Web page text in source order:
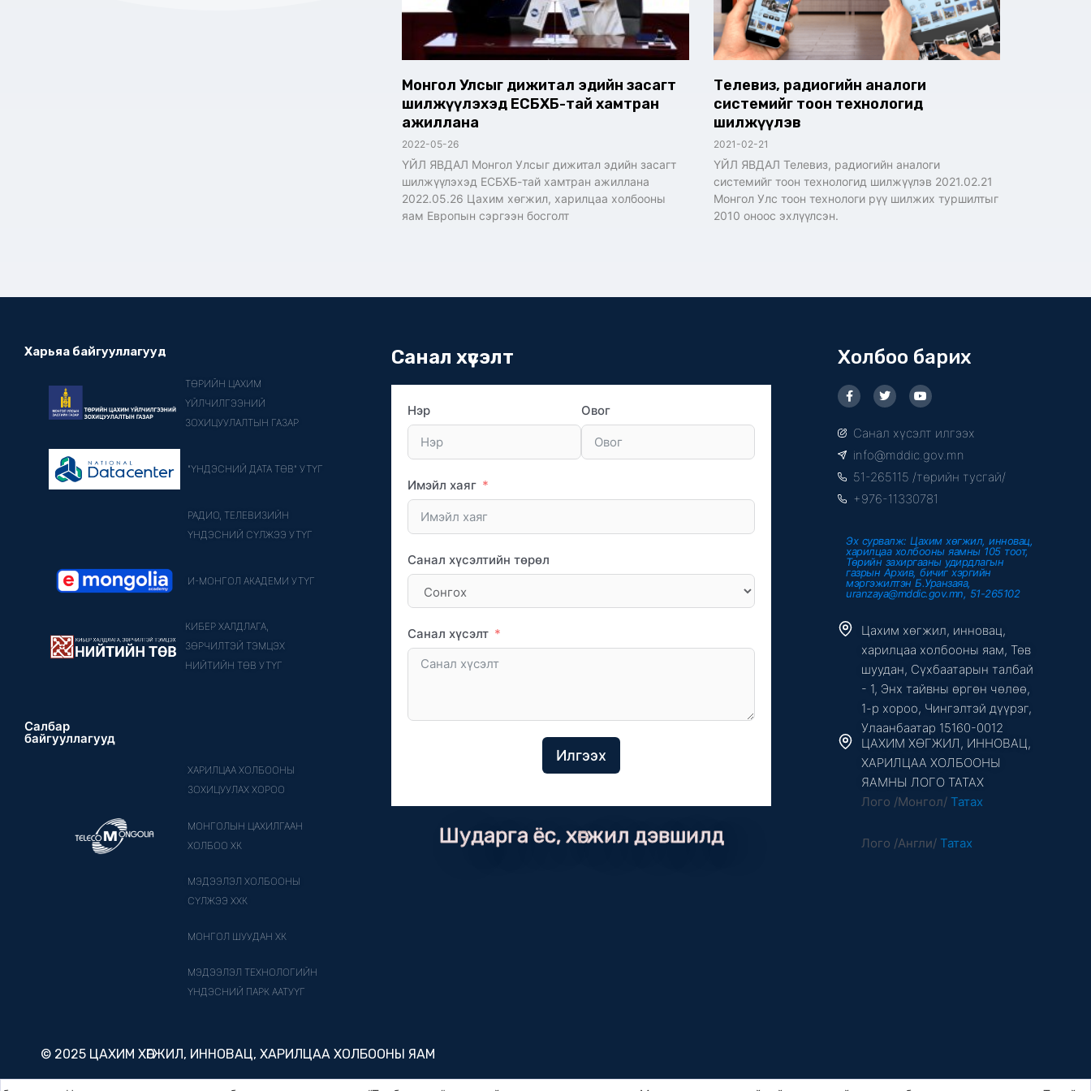
Монгол Улсыг дижитал эдийн засагт
шилжүүлэхэд ЕСБХБ-тай хамтран
ажиллана
2022-05-26
ҮЙЛ ЯВДАЛ Монгол Улсыг дижитал эдийн засагт
шилжүүлэхэд ЕСБХБ-тай хамтран ажиллана
2022.05.26 Цахим хөгжил, харилцаа холбооны
яам Европын сэргээн босголт
Телевиз, радиогийн аналоги
системийг тоон технологид
шилжүүлэв
2021-02-21
ҮЙЛ ЯВДАЛ Телевиз, радиогийн аналоги
системийг тоон технологид шилжүүлэв 2021.02.21
Монгол Улс тоон технологи рүү шилжих туршилтыг
2010 оноос эхлүүлсэн.
Харьяа байгууллагууд
ТӨРИЙН ЦАХИМ
ҮЙЛЧИЛГЭЭНИЙ
ЗОХИЦУУЛАЛТЫН ГАЗАР
"ҮНДЭСНИЙ ДАТА ТӨВ" УТҮГ
РАДИО, ТЕЛЕВИЗИЙН
ҮНДЭСНИЙ СҮЛЖЭЭ УТҮГ
И-МОНГОЛ АКАДЕМИ УТҮГ
КИБЕР ХАЛДЛАГА,
ЗӨРЧИЛТЭЙ ТЭМЦЭХ
НИЙТИЙН ТӨВ УТҮГ
Салбар
байгууллагууд
ХАРИЛЦАА ХОЛБООНЫ
ЗОХИЦУУЛАХ ХОРОО
МОНГОЛЫН ЦАХИЛГААН
ХОЛБОО ХК
МЭДЭЭЛЭЛ ХОЛБООНЫ
СҮЛЖЭЭ ХХК
МОНГОЛ ШУУДАН ХК
МЭДЭЭЛЭЛ ТЕХНОЛОГИЙН
ҮНДЭСНИЙ ПАРК ААТУҮГ
Санал хүсэлт
Нэр Овог
Имэйл хаяг
Санал хүсэлтийн төрөл
Санал хүсэлт
Илгээх
Шударга ёс, хөгжил дэвшилд
Холбоо барих
F
a
c
b
o
T
w
i
t
r
Y
o
u
u
e
Санал хүсэлт илгээх
info@mddic.gov.mn
51-265115 /төрийн тусгай/
+976-11330781
Эх сурвалж: Цахим хөгжил, инновац,
харилцаа холбооны яамны 105 тоот,
Төрийн захиргааны удирдлагын
газрын Архив, бичиг хэргийн
мэргэжилтэн Б.Уранзаяа,
uranzaya@mddic.gov.mn, 51-265102
Цахим хөгжил, инновац,
харилцаа холбооны яам, Төв
шуудан, Сүхбаатарын талбай
- 1, Энх тайвны өргөн чөлөө,
1-р хороо, Чингэлтэй дүүрэг,
Улаанбаатар 15160-0012
ЦАХИМ ХӨГЖИЛ, ИННОВАЦ,
ХАРИЛЦАА ХОЛБООНЫ
ЯАМНЫ ЛОГО ТАТАХ
Лого /Монгол/Татах
Лого /Англи/Татах
© 2025 ЦАХИМ ХӨГЖИЛ, ИННОВАЦ, ХАРИЛЦАА ХОЛБООНЫ ЯАМ